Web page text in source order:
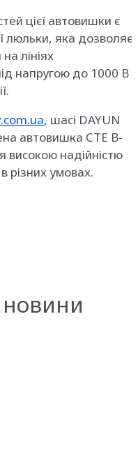
цієї автовишки є
люльки, яка дозволяє
лініях
напругою до 1000 В
, шасі DAYUN
автовишка CTE B-
високою надійністю
різних умовах.
новини